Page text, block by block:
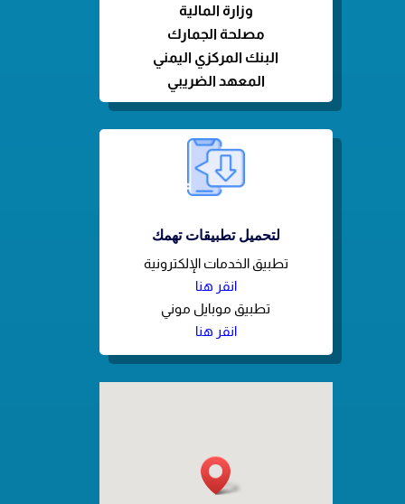
وزارة المالية
مصلحة الجمارك
البنك المركزي اليمني
المعهد الضريبي
لتحميل تطبيقات تهمك
تطبيق الخدمات الإلكترونية
انقر هنا
تطبيق موبايل موني
انقر هنا